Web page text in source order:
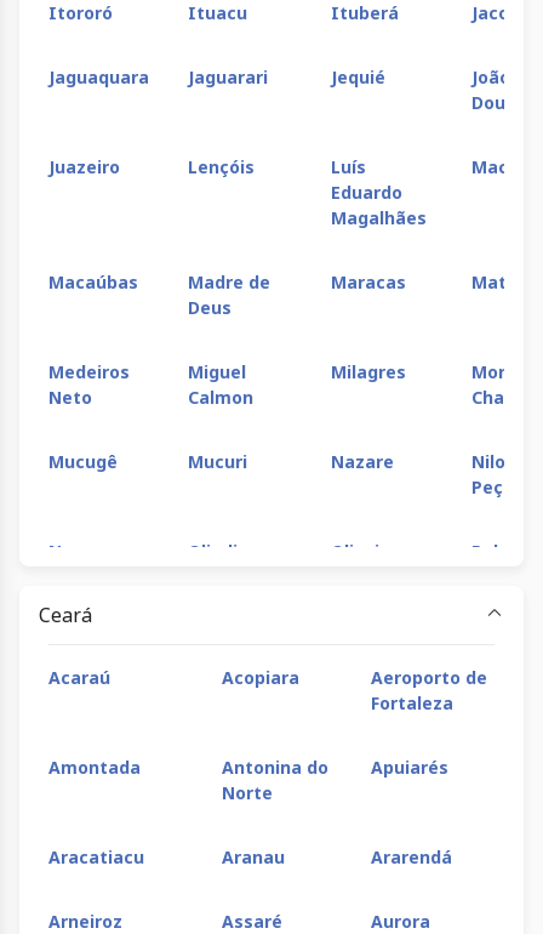
Itororó Ituacu Ituberá
Jaguaquara Jaguarari Jequié
João
Juazeiro Lençóis
Luís
Eduardo
Magalhães
Macaúbas
Madre de
Deus
Maracas
Medeiros
Neto
Miguel
Calmon
Milagres
Morro
Chapéu
Mucugê Mucuri Nazare
Nilo
Nova
Olindina
Oliveira
Paulo
Afonso
PIlar Piritiba Planalto
Poções Ponto Novo
Porto
Seguro
Prado
Presidente
Tancredo
Quijingue
Ceará
Acaraú Acopiara
Aeroporto de
Fortaleza
Amontada
Antonina do
Norte
Apuiarés
Aracatiacu Aranau Ararendá
Arneiroz Assaré Aurora